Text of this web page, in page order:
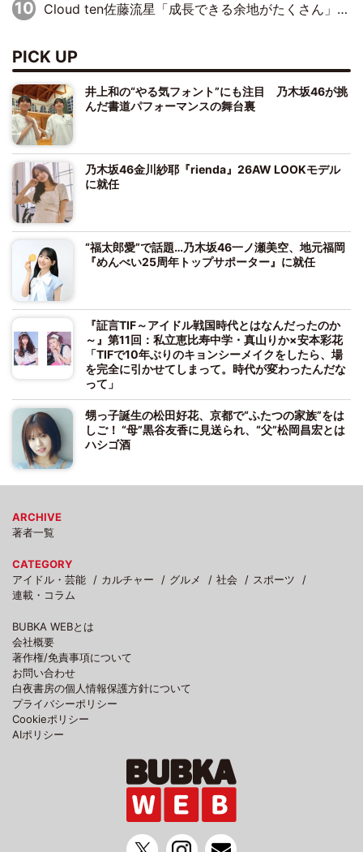
Cloud ten佐藤流星「成長できる余地がたくさん」、本田高優「何度見ても飽きない公演に」
PICK UP
井上和の“やる気フォント”にも注目 乃木坂46が挑
んだ書道パフォーマンスの舞台裏
乃木坂46金川紗耶『rienda』26AW LOOKモデル
に就任
“福太郎愛”で話題…乃木坂46一ノ瀬美空、地元福岡
『めんべい25周年トップサポーター』に就任
『証言TIF～アイドル戦国時代とはなんだったのか
～』第11回：私立恵比寿中学・真山りか×安本彩花
「TIFで10年ぶりのキョンシーメイクをしたら、場
を完全に引かせてしまって。時代が変わったんだな
って」
甥っ子誕生の松田好花、京都で“ふたつの家族”をは
しご！ “母”黒谷友香に見送られ、“父”松岡昌宏とは
ハシゴ酒
ARCHIVE
著者一覧
CATEGORY
アイドル・芸能
カルチャー グルメ 社会
スポーツ
連載・コラム
BUBKA WEBとは
会社概要
著作権/免責事項について
お問い合わせ
白夜書房の個人情報保護方針について
プライバシーポリシー
Cookieポリシー
AIポリシー